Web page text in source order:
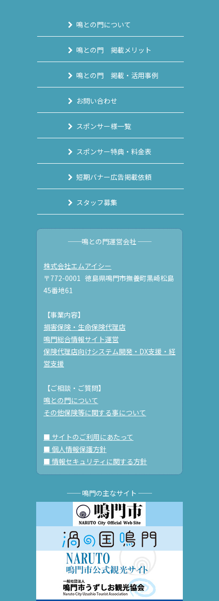
鳴との門について
鳴との門 掲載メリット
鳴との門 掲載・活用事例
お問い合わせ
スポンサー様一覧
スポンサー特典・料金表
短期バナー広告掲載依頼
スタッフ募集
──鳴との門運営会社 ──
株式会社エムアイシー
〒772-0001 徳島県鳴門市撫養町黒崎松島
45番地61
【事業内容】
損害保険・生命保険代理店
鳴門総合情報サイト運営
保険代理店向けシステム開発・DX支援・経
営支援
【ご相談・ご質問】
鳴との門について
その他保険等に関する事について
■ サイトのご利用にあたって
■ 個人情報保護方針
■ 情報セキュリティに関する方針
── 鳴門の主なサイト ──